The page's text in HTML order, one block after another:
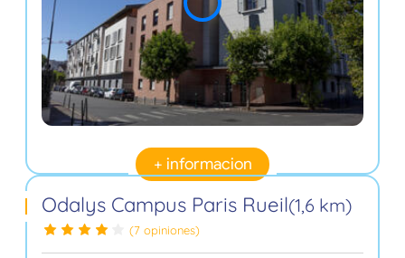
+ informacion
Odalys Campus Paris Rueil(1,6 km)
(7 opiniones)